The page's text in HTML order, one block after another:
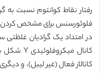
رفتار نقاط کوانتوم نسبت به
در امتداد یک گرادیان غلظتی
کاتالاز فعال (غیر لیبل)، و